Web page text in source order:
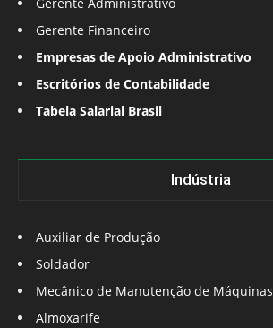
Gerente Administrativo
Gerente Financeiro
Empresas de Apoio Administrativo
Escritórios de Contabilidade
Tabela Salarial Brasil
Indústria
Auxiliar de Produção
Soldador
Mecânico de Manutenção de Máquinas
Almoxarife